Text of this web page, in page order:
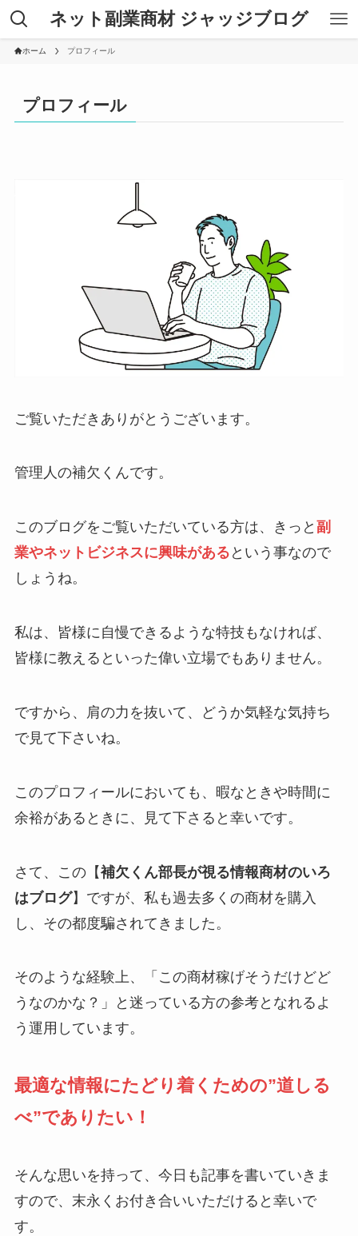
ネット副業商材 ジャッジブログ
ホーム プロフィール
プロフィール
ご覧いただきありがとうございます。
管理人の補欠くんです。
このブログをご覧いただいている方は、きっと 副
業やネットビジネスに興味がある という事なので
しょうね。
私は、皆様に自慢できるような特技もなければ、
皆様に教えるといった偉い立場でもありません。
ですから、肩の力を抜いて、どうか気軽な気持ち
で見て下さいね。
このプロフィールにおいても、暇なときや時間に
余裕があるときに、見て下さると幸いです。
さて、この【補欠くん部長が視る情報商材のいろ
はブログ】ですが、私も過去多くの商材を購入
し、その都度騙されてきました。
そのような経験上、「この商材稼げそうだけどど
うなのかな？」と迷っている方の参考となれるよ
う運用しています。
最適な情報にたどり着くための”道しる
べ”でありたい！
そんな思いを持って、今日も記事を書いていきま
すので、末永くお付き合いいただけると幸いで
す。